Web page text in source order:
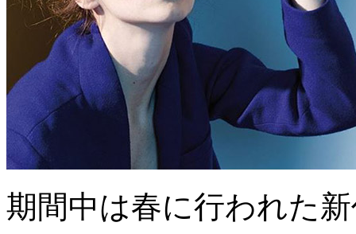
期間中は春に行われた